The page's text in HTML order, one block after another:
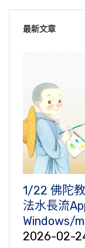
最新文章
1/22 佛陀
法水長流
Windows/
2026-02-